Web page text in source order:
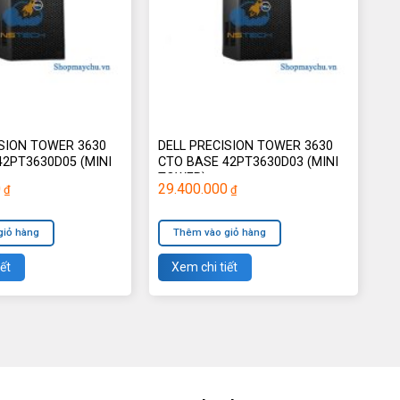
TOWER 3630
(MINI
₫
hàng
DELL PRECISION TOWER 3630
CTO BASE 42PT3630D03 (MINI
TOWER)
29.400.000 ₫
Thêm vào giỏ hàng
Xem chi tiết